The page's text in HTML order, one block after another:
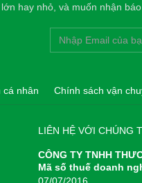
hay nhỏ, và muốn nhận
cá nhân Chính sách vận
LIÊN HỆ VỚI CHÚNG
CÔNG TY TNHH
Mã số thuế doanh